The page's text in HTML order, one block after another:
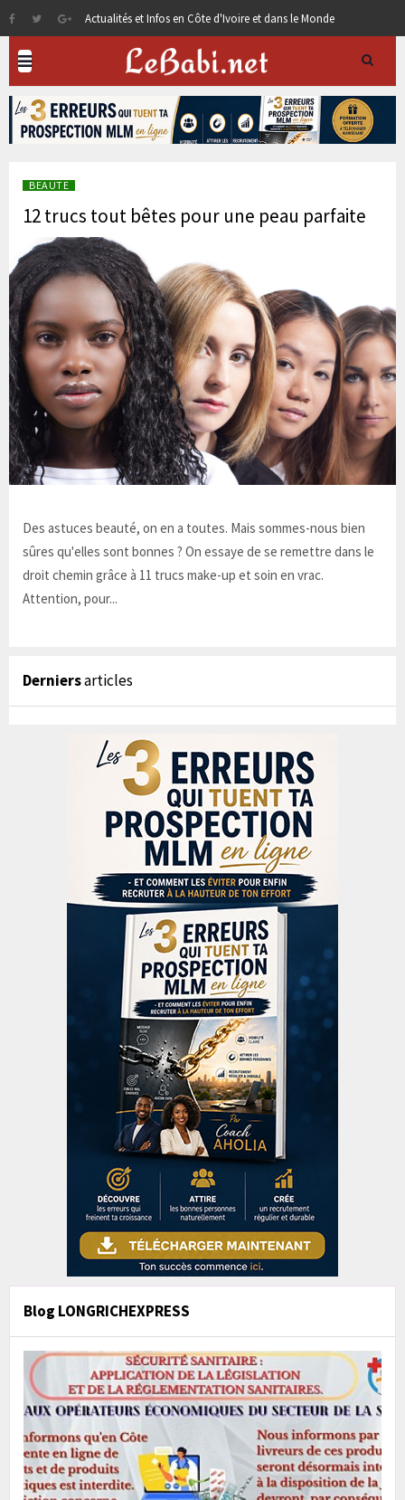
Actualités et Infos en Côte d'Ivoire et dans le Monde
BEAUTE
12 trucs tout bêtes pour une peau parfaite
Des astuces beauté, on en a toutes. Mais sommes-nous bien
sûres qu'elles sont bonnes ? On essaye de se remettre dans le
droit chemin grâce à 11 trucs make-up et soin en vrac.
Attention, pour...
Derniersarticles
Blog LONGRICHEXPRESS